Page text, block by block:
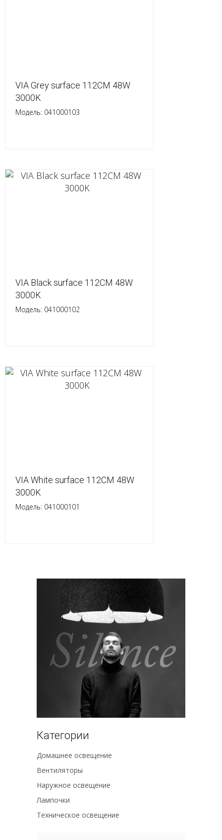
VIA Grey surface 112CM 48W
3000K
Модель: 041000103
VIA Black surface 112CM 48W
3000K
Модель: 041000102
VIA White surface 112CM 48W
3000K
Модель: 041000101
Категории
Домашнее освещение
Вентиляторы
Наружное освещение
Лампочки
Техническое освещение